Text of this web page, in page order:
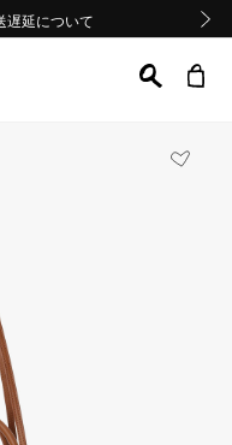
遅延について
遅延について
遅延について